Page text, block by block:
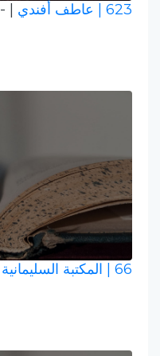
623 | عاطف أفندي | -
66 | المكتبة السليمانية